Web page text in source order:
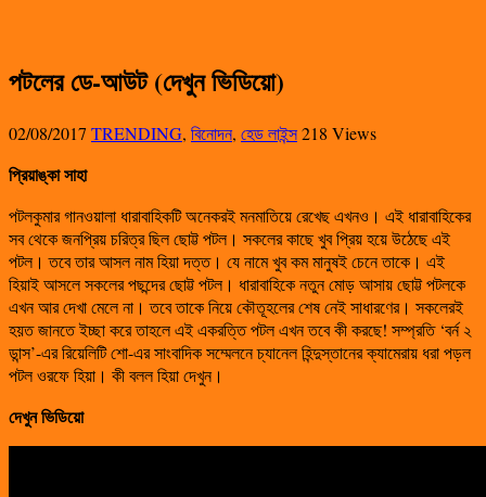
পটলের ডে-আউট (দেখুন ভিডিয়ো)
02/08/2017 TRENDING, বিনোদন, হেড লাইন্স218 Views
প্রিয়াঙ্কা সাহা
পটলকুমার গানওয়ালা ধারাবাহিকটি অনেকরই মনমাতিয়ে রেখেছ এখনও। এই ধারাবাহিকের
সব থেকে জনপ্রিয় চরিত্র ছিল ছোট্ট পটল। সকলের কাছে খুব প্রিয় হয়ে উঠেছে এই
পটল। তবে তার আসল নাম হিয়া দত্ত। যে নামে খুব কম মানুষই চেনে তাকে। এই
হিয়াই আসলে সকলের পছন্দের ছোট্ট পটল। ধারাবাহিকে নতুন মোড় আসায় ছোট্ট পটলকে
এখন আর দেখা মেলে না। তবে তাকে নিয়ে কৌতূহলের শেষ নেই সাধারণের। সকলেরই
হয়ত জানতে ইচ্ছা করে তাহলে এই একরত্তি পটল এখন তবে কী করছে! সম্প্রতি ‘বর্ন ২
ডান্স’-এর রিয়েলিটি শো-এর সাংবাদিক সম্মেলনে চ্যানেল হিন্দুস্তানের ক্যামেরায় ধরা পড়ল
পটল ওরফে হিয়া। কী বলল হিয়া দেখুন।
দেখুন ভিডিয়ো